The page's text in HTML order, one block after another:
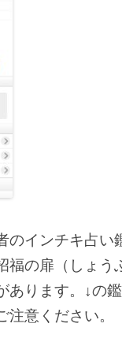
のインチキ占
福の扉（しょ
あります。↓の
注意ください。